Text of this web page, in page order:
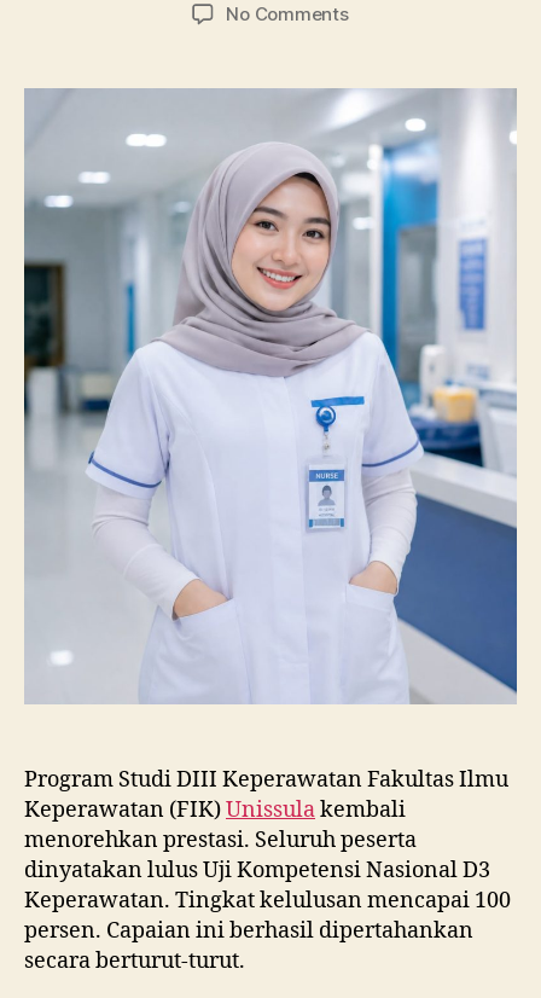
100%
Uji
Kompetensi
Nasional
Program Studi DIII Keperawatan Fakultas Ilmu
Keperawatan (FIK)
kembali
menorehkan prestasi. Seluruh peserta
dinyatakan lulus Uji Kompetensi Nasional D3
secara berturut-turut.
Ketua Program Studi DIII Keperawatan
FIKUnissulaNs Indra Tri Astuti MKep
SpKepAn mengatakan keberhasilan tersebut
merupakan hasil pembinaan yang dilakukan
secara berkelanjutan. Mahasiswa dipersiapkan